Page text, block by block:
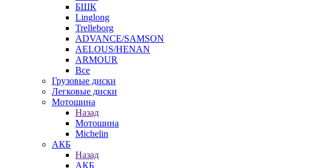
БШК
Linglong
Trelleborg
ADVANCE/SAMSON
AELOUS/HENAN
ARMOUR
Все
Грузовые диски
Легковые диски
Мотошина
Назад
Мотошина
Michelin
АКБ
Назад
АКБ